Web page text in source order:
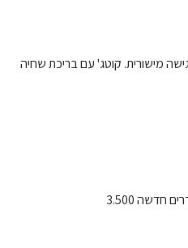
מישורית. קוטג' עם בריכת שחיה